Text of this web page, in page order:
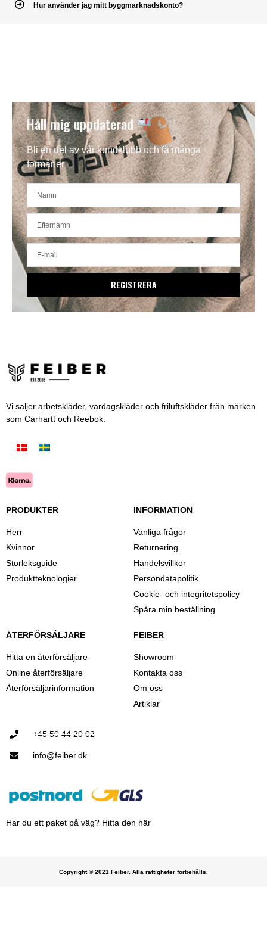
Hur använder jag mitt byggmarknadskonto?
Håll mig uppdaterad
Bli en del av vår kundklubb och få många
förmåner
REGISTRERA
Vi säljer arbetskläder, vardagskläder och friluftskläder från märken
som Carhartt och Reebok.
PRODUKTER
Herr
Kvinnor
Storleksguide
Produktteknologier
INFORMATION
Vanliga frågor
Returnering
Handelsvillkor
Persondatapolitik
Cookie- och integritetspolicy
Spåra min beställning
ÅTERFÖRSÄLJARE
Hitta en återförsäljare
Online återförsäljare
Återförsäljarinformation
FEIBER
Showroom
Kontakta oss
Om oss
Artiklar
+45 50 44 20 02
info@feiber.dk
Har du ett paket på väg? Hitta den här
Copyright © 2021 Feiber. Alla rättigheter förbehålls.